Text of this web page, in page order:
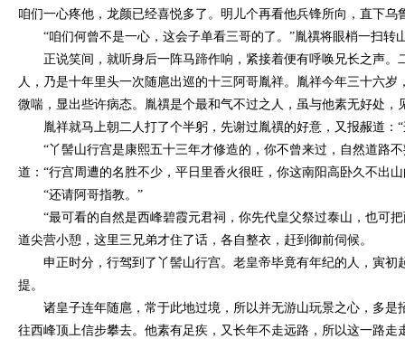
咱们一心疼他，龙颜已经喜悦多了。明儿个再看他兵锋所向，直下
“咱们何曾不是一心，这会子单看三哥的了。”胤禩将眼梢一扫
正说笑间，就听身后一阵马蹄作响，紧接着便有呼唤兄长之声
人，乃是十年里头一次随扈出巡的十三阿哥胤祥。胤祥今年三十六岁
微喘，显出些许病态。胤禩是个最和气不过之人，虽与他素无好处，
胤祥就马上朝二人打了个半躬，先谢过胤禩的好意，又报赧道：
“丫髻山行宫是康熙五十三年才修造的，你不曾来过，自然道路
道：“行宫周遭的名胜不少，平日里香火很旺，你这南阳高卧久不出
“还请阿哥指教。”
“最可看的自然是西峰碧霞元君祠，你先代皇父祭过泰山，也可
道尖营小憩，这里三兄弟才住了话，各自整衣，赶到御前伺候。
申正时分，行驾到了丫髻山行宫。老皇帝毕竟有年纪的人，寅
提。
诸皇子连年随扈，常于此地过境，所以并无游山玩景之心，多
往西峰顶上信步攀去。他素有足疾，又长年不走远路，所以这一路